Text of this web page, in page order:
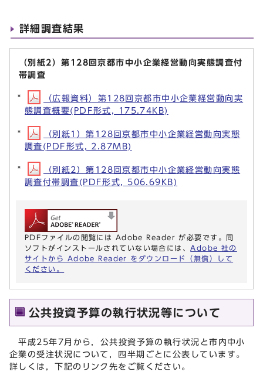
詳細調査結果
（別紙2）第128回京都市中小企業経営動向実態調査付
帯調査
（広報資料）第128回京都市中小企業経営動向実
態調査概要(PDF形式, 175.74KB)
（別紙1）第128回京都市中小企業経営動向実態
調査(PDF形式, 2.87MB)
（別紙2）第128回京都市中小企業経営動向実態
調査付帯調査(PDF形式, 506.69KB)
PDFファイルの閲覧には Adobe Reader が必要です。同
ソフトがインストールされていない場合には、 Adobe 社の
サイトから Adobe Reader をダウンロード（無償）して
ください。
公共投資予算の執行状況等について
平成25年7月から，公共投資予算の執行状況と市内中小
企業の受注状況について，四半期ごとに公表しています。
詳しくは，下記のリンク先をご覧ください。